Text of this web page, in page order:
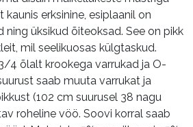
erksinine, esiplaanil on
ning üksikud õiteoksad. See on pikk
mil seelikuosas külgtaskud.
4 õlalt krookega varrukad ja O-
saab muuta varrukat ja
(102 cm suurusel 38 nagu
roheline vöö. Soovi korral saab